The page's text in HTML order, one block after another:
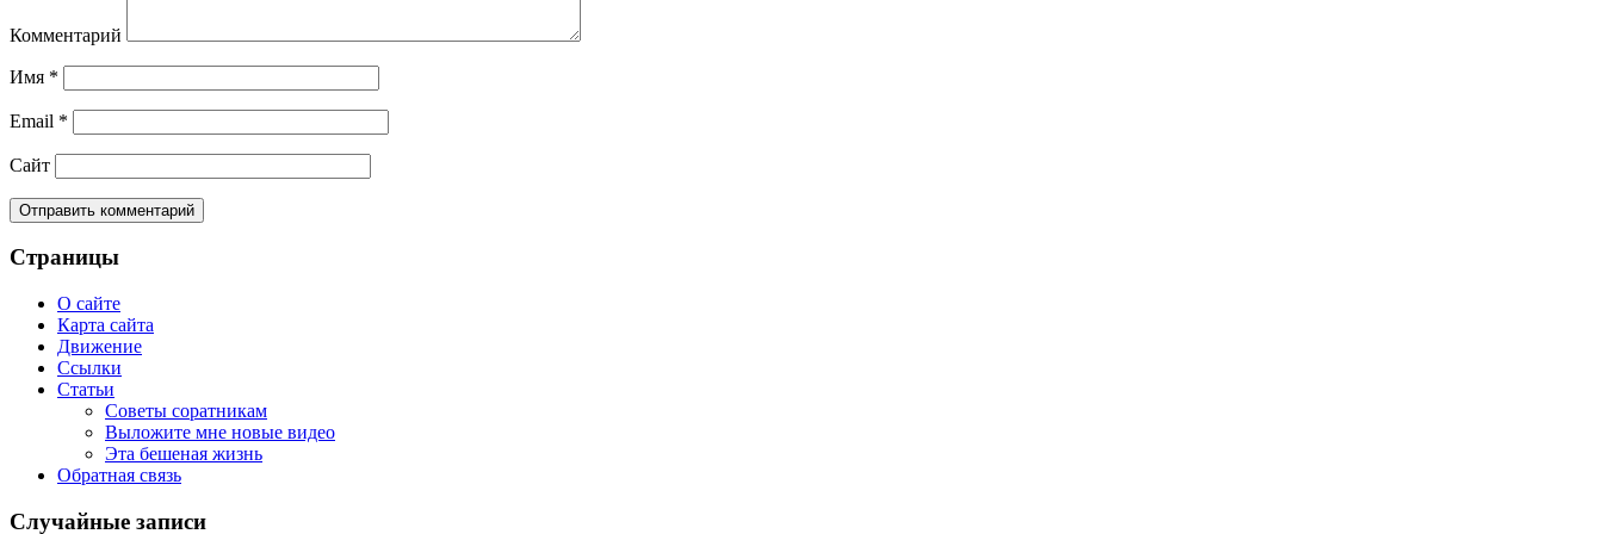
Комментарий
Имя *
Email *
Сайт
Страницы
О сайте
Карта сайта
Движение
Ссылки
Статьи
Советы соратникам
Выложите мне новые видео
Эта бешеная жизнь
Обратная связь
Случайные записи